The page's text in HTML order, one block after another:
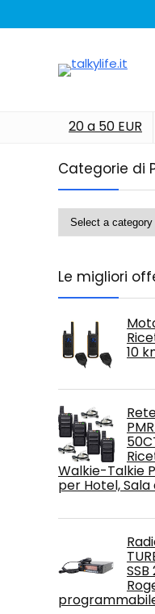
20 a 50 EUR
Categorie di
Le migliori
10
Walkie-Talkie
per Hotel,